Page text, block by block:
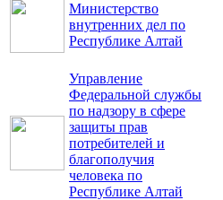
Министерство
внутренних дел по
Республике Алтай
Управление
Федеральной службы
по надзору в сфере
защиты прав
потребителей и
благополучия
человека по
Республике Алтай